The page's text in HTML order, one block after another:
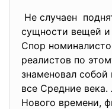
Не случаен
сущности вещей
Спор
реалистов по
знаменовал собой
все Средние
Нового времени,